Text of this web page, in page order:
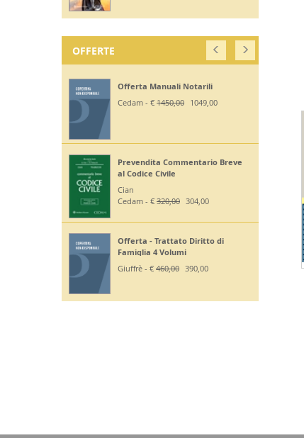
OFFERTE
Offerta Manuali Notarili
Cedam - € 1450,00 1049,00
Prevendita Commentario Breve
al Codice Civile
Cian
Cedam - € 320,00 304,00
Offerta - Trattato Diritto di
Famiglia 4 Volumi
Giuffrè - € 460,00 390,00